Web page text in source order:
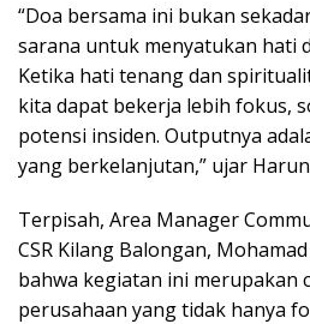
“Doa bersama ini bukan
sarana untuk menyatukan hati
Ketika hati tenang dan
kita dapat bekerja lebih fokus,
potensi insiden. Outputnya
yang berkelanjutan,” ujar
Terpisah, Area Manager
CSR Kilang Balongan,
bahwa kegiatan ini merupakan
perusahaan yang tidak hanya